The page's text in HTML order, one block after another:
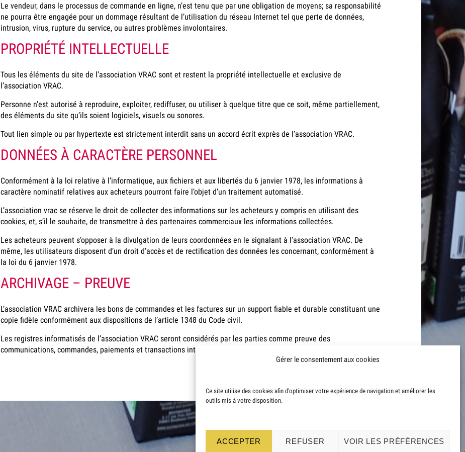
Gérer le consentement aux cookies
Ce site utilise des cookies afin d'optimiser votre expérience de navigation et améliorer les
outils mis à votre disposition.
ACCEPTER REFUSER VOIR LES PRÉFÉRENCES
Le vendeur, dans le processus de commande en ligne, n’est tenu que par une obligation de moyens; sa responsabilité
ne pourra être engagée pour un dommage résultant de l’utilisation du réseau Internet tel que perte de données,
intrusion, virus, rupture du service, ou autres problèmes involontaires.
PROPRIÉTÉ INTELLECTUELLE
Tous les éléments du site de l’association VRAC sont et restent la propriété intellectuelle et exclusive de
l’association VRAC.
Personne n’est autorisé à reproduire, exploiter, rediffuser, ou utiliser à quelque titre que ce soit, même partiellement,
des éléments du site qu’ils soient logiciels, visuels ou sonores.
Tout lien simple ou par hypertexte est strictement interdit sans un accord écrit exprès de l’association VRAC.
DONNÉES À CARACTÈRE PERSONNEL
Conformément à la loi relative à l’informatique, aux fichiers et aux libertés du 6 janvier 1978, les informations à
caractère nominatif relatives aux acheteurs pourront faire l’objet d’un traitement automatisé.
L’association vrac se réserve le droit de collecter des informations sur les acheteurs y compris en utilisant des
cookies, et, s’il le souhaite, de transmettre à des partenaires commerciaux les informations collectées.
Les acheteurs peuvent s’opposer à la divulgation de leurs coordonnées en le signalant à l’association VRAC. De
même, les utilisateurs disposent d’un droit d’accès et de rectification des données les concernant, conformément à
la loi du 6 janvier 1978.
ARCHIVAGE – PREUVE
L’association VRAC archivera les bons de commandes et les factures sur un support fiable et durable constituant une
copie fidèle conformément aux dispositions de l’article 1348 du Code civil.
Les registres informatisés de l’association VRAC seront considérés par les parties comme preuve des
communications, commandes, paiements et transactions intervenus entre les parties.